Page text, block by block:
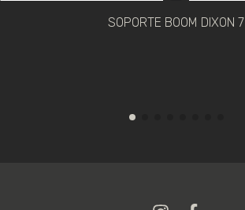
SOPORTE BOOM DIXON 7